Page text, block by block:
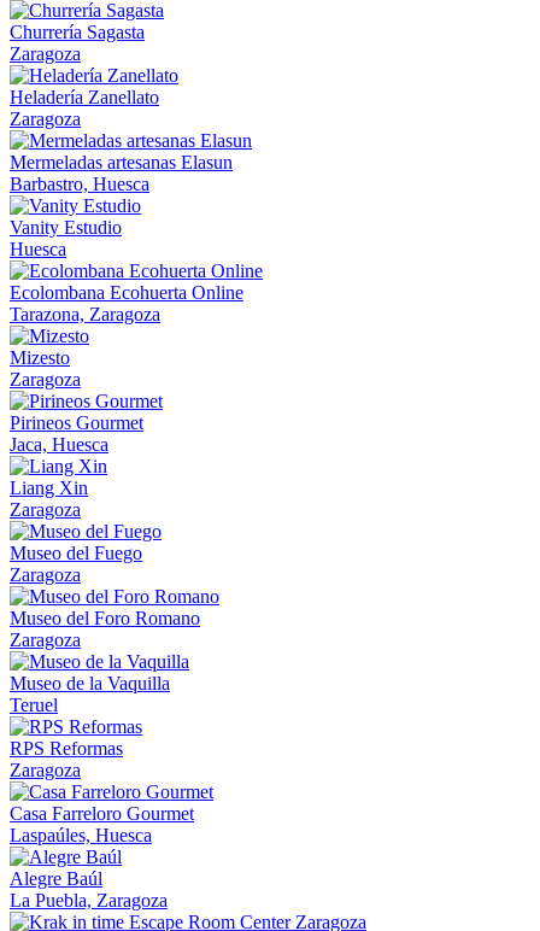
Churrería Sagasta
Zaragoza
Heladería Zanellato
Zaragoza
Mermeladas artesanas Elasun
Barbastro, Huesca
Vanity Estudio
Huesca
Ecolombana Ecohuerta Online
Tarazona, Zaragoza
Mizesto
Zaragoza
Pirineos Gourmet
Jaca, Huesca
Liang Xin
Zaragoza
Museo del Fuego
Zaragoza
Museo del Foro Romano
Zaragoza
Museo de la Vaquilla
Teruel
RPS Reformas
Zaragoza
Casa Farreloro Gourmet
Laspaúles, Huesca
Alegre Baúl
La Puebla, Zaragoza